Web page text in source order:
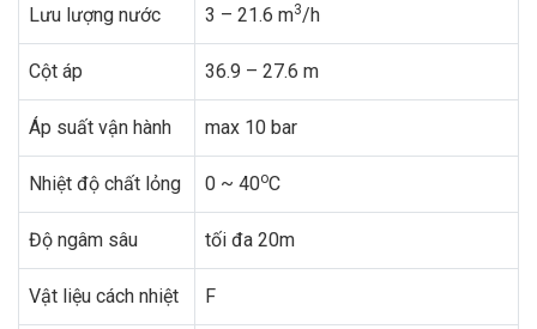
Lưu lượng nước 3 – 21.6 m3/h
Cột áp 36.9 – 27.6 m
Áp suất vận hành max 10 bar
Nhiệt độ chất lỏng 0 ~ 40oC
Độ ngâm sâu tối đa 20m
Vật liệu cách nhiệt F